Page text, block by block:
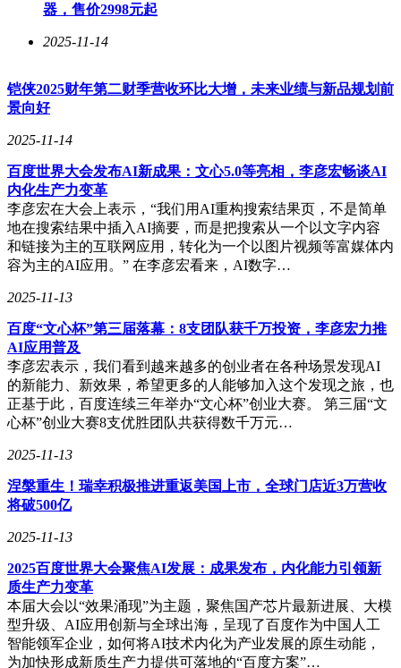
器，售价2998元起
2025-11-14
铠侠2025财年第二财季营收环比大增，未来业绩与新品规划前
景向好
2025-11-14
百度世界大会发布AI新成果：文心5.0等亮相，李彦宏畅谈AI
内化生产力变革
李彦宏在大会上表示，“我们用AI重构搜索结果页，不是简单
地在搜索结果中插入AI摘要，而是把搜索从一个以文字内容
和链接为主的互联网应用，转化为一个以图片视频等富媒体内
容为主的AI应用。” 在李彦宏看来，AI数字…
2025-11-13
百度“文心杯”第三届落幕：8支团队获千万投资，李彦宏力推
AI应用普及
李彦宏表示，我们看到越来越多的创业者在各种场景发现AI
的新能力、新效果，希望更多的人能够加入这个发现之旅，也
正基于此，百度连续三年举办“文心杯”创业大赛。 第三届“文
心杯”创业大赛8支优胜团队共获得数千万元…
2025-11-13
涅槃重生！瑞幸积极推进重返美国上市，全球门店近3万营收
将破500亿
2025-11-13
2025百度世界大会聚焦AI发展：成果发布，内化能力引领新
质生产力变革
本届大会以“效果涌现”为主题，聚焦国产芯片最新进展、大模
型升级、AI应用创新与全球出海，呈现了百度作为中国人工
智能领军企业，如何将AI技术内化为产业发展的原生动能，
为加快形成新质生产力提供可落地的“百度方案”…